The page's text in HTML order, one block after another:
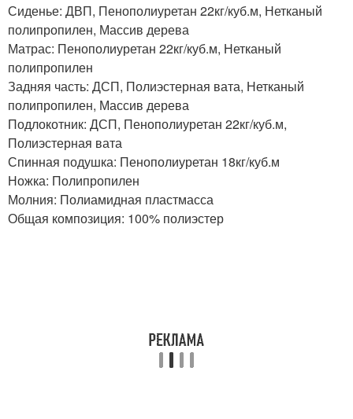
Сиденье: ДВП, Пенополиуретан 22кг/куб.м, Нетканый
полипропилен, Массив дерева
Матрас: Пенополиуретан 22кг/куб.м, Нетканый
полипропилен
Задняя часть: ДСП, Полиэстерная вата, Нетканый
полипропилен, Массив дерева
Подлокотник: ДСП, Пенополиуретан 22кг/куб.м,
Полиэстерная вата
Спинная подушка: Пенополиуретан 18кг/куб.м
Ножка: Полипропилен
Молния: Полиамидная пластмасса
Общая композиция: 100% полиэстер